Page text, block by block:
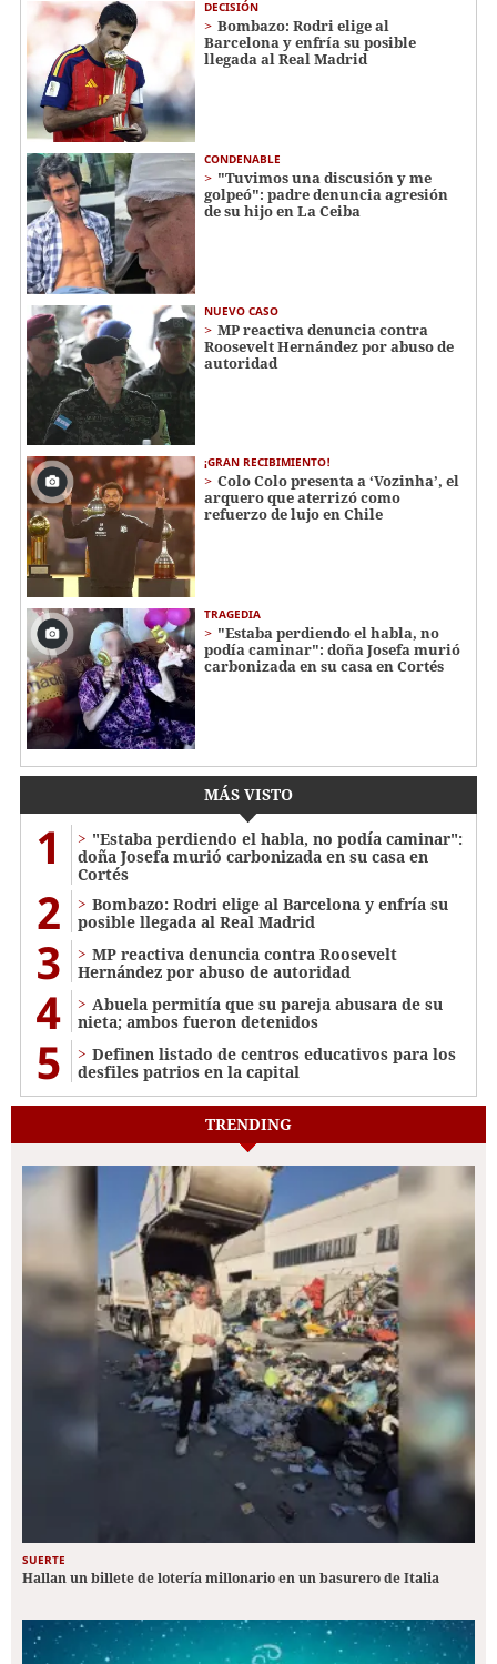
DECISIÓN
Bombazo: Rodri elige al
Barcelona y enfría su posible
llegada al Real Madrid
CONDENABLE
"Tuvimos una discusión y me
golpeó": padre denuncia agresión
de su hijo en La Ceiba
NUEVO CASO
MP reactiva denuncia contra
Roosevelt Hernández por abuso de
autoridad
¡GRAN RECIBIMIENTO!
Colo Colo presenta a ‘Vozinha’, el
arquero que aterrizó como
refuerzo de lujo en Chile
TRAGEDIA
"Estaba perdiendo el habla, no
podía caminar": doña Josefa murió
carbonizada en su casa en Cortés
MÁS VISTO
1
"Estaba perdiendo el habla, no podía caminar":
doña Josefa murió carbonizada en su casa en
Cortés
2
Bombazo: Rodri elige al Barcelona y enfría su
posible llegada al Real Madrid
3
MP reactiva denuncia contra Roosevelt
Hernández por abuso de autoridad
4
Abuela permitía que su pareja abusara de su
nieta; ambos fueron detenidos
5
Definen listado de centros educativos para los
desfiles patrios en la capital
TRENDING
SUERTE
Hallan un billete de lotería millonario en un basurero de Italia